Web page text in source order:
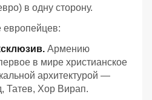
в одну сторону.
Армению
в мире христианское
архитектурой —
Татев, Хор Вирап.